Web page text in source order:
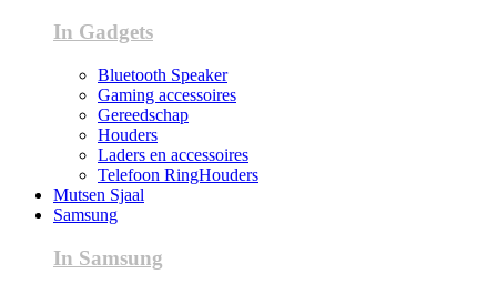
In Gadgets
Bluetooth Speaker
Gaming accessoires
Gereedschap
Houders
Laders en accessoires
Telefoon RingHouders
Mutsen Sjaal
Samsung
In Samsung